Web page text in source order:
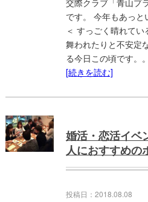
です。 今年もあっ
＜ すっごく晴れて
舞われたりと不安定
る今日この頃です
[続きを読む]
婚活・恋活イベ
人におすすめの
投稿日：2018.08.08